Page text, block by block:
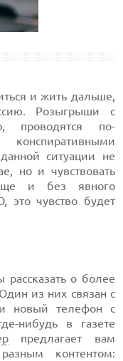
и жить дальше,
Розыгрыши с
проводятся по-
ситуации не
но и чувствовать
и без явного
это чувство будет
о более
из них связан с
новый телефон с
нибудь в газете
предлагает вам
контентом: